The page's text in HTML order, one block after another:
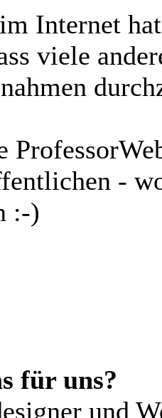
Internet
viele
-
:-)
für uns?
und